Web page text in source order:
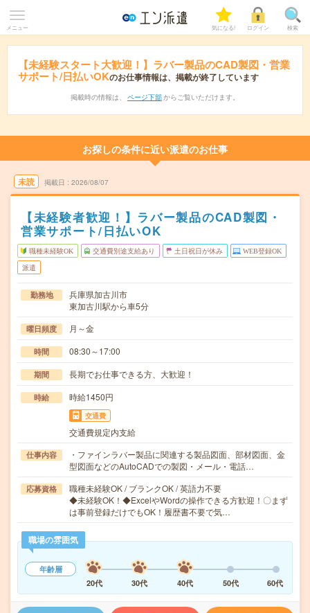
メニュー 気になる! ログイン 検索
【未経験スタート大歓迎！】ラバー製品のCAD製図・営業
サポート/日払いOKのお仕事情報は、掲載が終了しています
掲載時の情報は、 ページ下部 からご覧いただけます。
お探しの条件に近い派遣のお仕事
未読 掲載日 2026/08/07
【未経験者歓迎！】ラバー製品のCAD製図・
営業サポート/日払いOK
職種未経験OK 交通費別途支給あり 土日祝日が休み WEB登録OK
派遣
勤務地
兵庫県加古川市
東加古川駅から車5分
曜日頻度 月～金
時間 08:30～17:00
期間 長期でお仕事できる方、大歓迎！
時給 時給1450円
交通費
交通費規定内支給
仕事内容
・ファインラバー製品に関連する製品図面、部材図面、金
型図面などのAutoCADでの製図・メール・電話…
応募資格
職種未経験OK / ブランクOK / 英語力不要
◆未経験OK！◆ExcelやWordの操作できる方歓迎！〇まず
は事前登録だけでもOK！履歴書不要で気…
職場の雰囲気
年齢層
20代
30代 40代 50代 60代